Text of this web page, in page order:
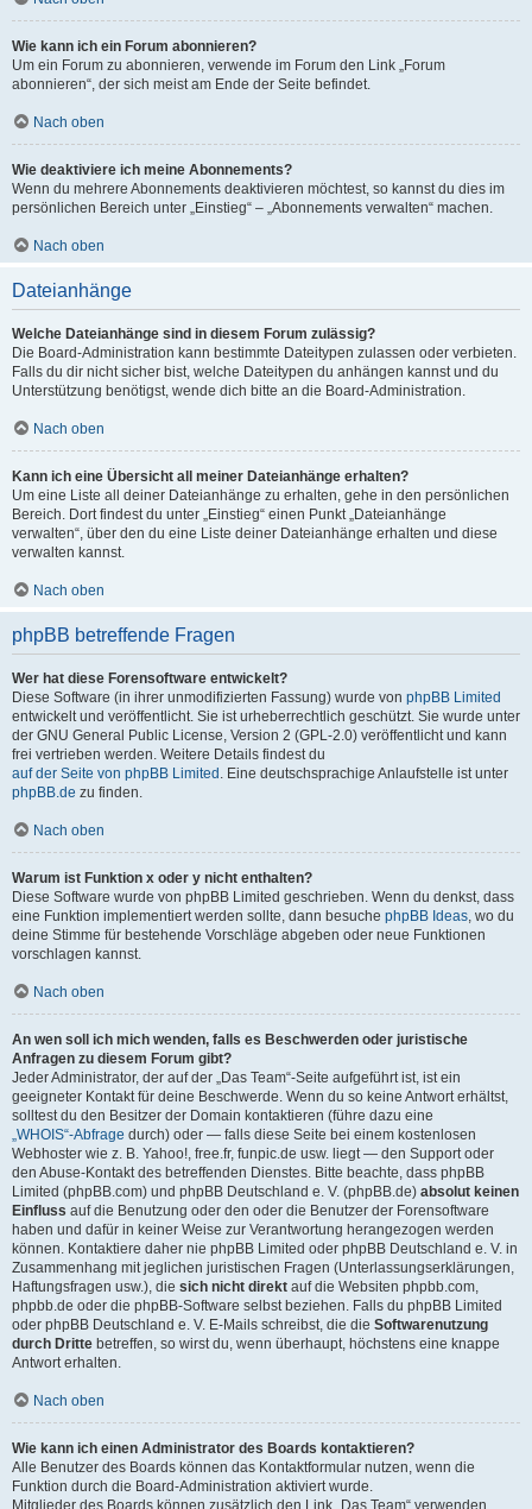
Wie kann ich ein Forum abonnieren?
Um ein Forum zu abonnieren, verwende im Forum den Link „Forum
abonnieren“, der sich meist am Ende der Seite befindet.
Nach oben
Wie deaktiviere ich meine Abonnements?
Wenn du mehrere Abonnements deaktivieren möchtest, so kannst du dies im
persönlichen Bereich unter „Einstieg“ – „Abonnements verwalten“ machen.
Nach oben
Dateianhänge
Welche Dateianhänge sind in diesem Forum zulässig?
Die Board-Administration kann bestimmte Dateitypen zulassen oder verbieten.
Falls du dir nicht sicher bist, welche Dateitypen du anhängen kannst und du
Unterstützung benötigst, wende dich bitte an die Board-Administration.
Nach oben
Kann ich eine Übersicht all meiner Dateianhänge erhalten?
Um eine Liste all deiner Dateianhänge zu erhalten, gehe in den persönlichen
Bereich. Dort findest du unter „Einstieg“ einen Punkt „Dateianhänge
verwalten“, über den du eine Liste deiner Dateianhänge erhalten und diese
verwalten kannst.
Nach oben
phpBB betreffende Fragen
Wer hat diese Forensoftware entwickelt?
Diese Software (in ihrer unmodifizierten Fassung) wurde von phpBB Limited
entwickelt und veröffentlicht. Sie ist urheberrechtlich geschützt. Sie wurde unter
der GNU General Public License, Version 2 (GPL-2.0) veröffentlicht und kann
frei vertrieben werden. Weitere Details findest du
auf der Seite von phpBB Limited . Eine deutschsprachige Anlaufstelle ist unter
phpBB.de zu finden.
Nach oben
Warum ist Funktion x oder y nicht enthalten?
Diese Software wurde von phpBB Limited geschrieben. Wenn du denkst, dass
eine Funktion implementiert werden sollte, dann besuche phpBB Ideas, wo du
deine Stimme für bestehende Vorschläge abgeben oder neue Funktionen
vorschlagen kannst.
Nach oben
An wen soll ich mich wenden, falls es Beschwerden oder juristische
Anfragen zu diesem Forum gibt?
Jeder Administrator, der auf der „Das Team“-Seite aufgeführt ist, ist ein
geeigneter Kontakt für deine Beschwerde. Wenn du so keine Antwort erhältst,
solltest du den Besitzer der Domain kontaktieren (führe dazu eine
„WHOIS“-Abfrage durch) oder — falls diese Seite bei einem kostenlosen
Webhoster wie z. B. Yahoo!, free.fr, funpic.de usw. liegt — den Support oder
den Abuse-Kontakt des betreffenden Dienstes. Bitte beachte, dass phpBB
Limited (phpBB.com) und phpBB Deutschland e. V. (phpBB.de) absolut keinen
Einfluss auf die Benutzung oder den oder die Benutzer der Forensoftware
haben und dafür in keiner Weise zur Verantwortung herangezogen werden
können. Kontaktiere daher nie phpBB Limited oder phpBB Deutschland e. V. in
Zusammenhang mit jeglichen juristischen Fragen (Unterlassungserklärungen,
Haftungsfragen usw.), die sich nicht direkt auf die Websiten phpbb.com,
phpbb.de oder die phpBB-Software selbst beziehen. Falls du phpBB Limited
oder phpBB Deutschland e. V. E-Mails schreibst, die die Softwarenutzung
durch Dritte betreffen, so wirst du, wenn überhaupt, höchstens eine knappe
Antwort erhalten.
Nach oben
Wie kann ich einen Administrator des Boards kontaktieren?
Alle Benutzer des Boards können das Kontaktformular nutzen, wenn die
Funktion durch die Board-Administration aktiviert wurde.
Mitglieder des Boards können zusätzlich den Link „Das Team“ verwenden.